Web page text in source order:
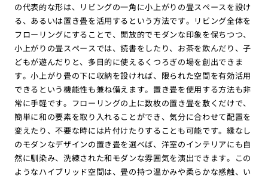
の代表的な形は、リビングの一角に小上がりの畳スペースを設け
る、あるいは置き畳を活用するという方法です。リビング全体を
フローリングにすることで、開放的でモダンな印象を保ちつつ、
小上がりの畳スペースでは、読書をしたり、お茶を飲んだり、子
どもが遊んだりと、多目的に使えるくつろぎの場を創出できま
す。小上がり畳の下に収納を設ければ、限られた空間を有効活用
できるという機能性も兼ね備えます。置き畳を使用する方法も非
常に手軽です。フローリングの上に数枚の置き畳を敷くだけで、
簡単に和の要素を取り入れることができ、気分に合わせて配置を
変えたり、不要な時には片付けたりすることも可能です。縁なし
のモダンなデザインの置き畳を選べば、洋室のインテリアにも自
然に馴染み、洗練された和モダンな雰囲気を演出できます。この
ようなハイブリッド空間は、畳の持つ温かみや柔らかな感触、い